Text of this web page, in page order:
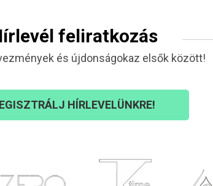
feliratkozás
és újdonságokaz elsők között!
HÍRLEVELÜNKRE!